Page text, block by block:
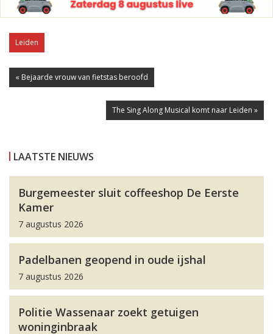
Leiden
« Bejaarde vrouw van fietstas beroofd
The Sing Along Musical komt naar Leiden »
LAATSTE NIEUWS
Burgemeester sluit coffeeshop De Eerste
Kamer
7 augustus 2026
Padelbanen geopend in oude ijshal
7 augustus 2026
Politie Wassenaar zoekt getuigen
woninginbraak